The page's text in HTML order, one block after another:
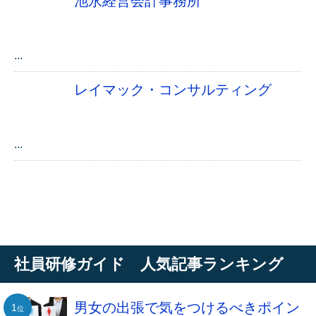
...
レイマック・コンサルティング
...
社員研修ガイド 人気記事ランキング
1 位 男女の出張で気をつけるべきポイン